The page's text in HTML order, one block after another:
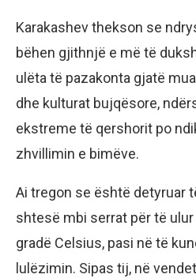
Karakashev thekson se
bëhen gjithnjë e më të
ulëta të pazakonta gjatë
dhe kulturat bujqësore,
ekstreme të qershorit po
zhvillimin e bimëve.
Ai tregon se është detyruar
shtesë mbi serrat për të
gradë Celsius, pasi në të
lulëzimin. Sipas tij, në